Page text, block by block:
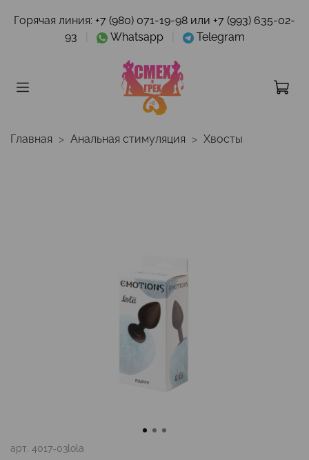
Горячая линия: +7 (980) 071-19-98 или +7 (993) 635-02-
93
Whatsapp Telegram
Главная Анальная стимуляция Хвосты
арт. 4017-03lola